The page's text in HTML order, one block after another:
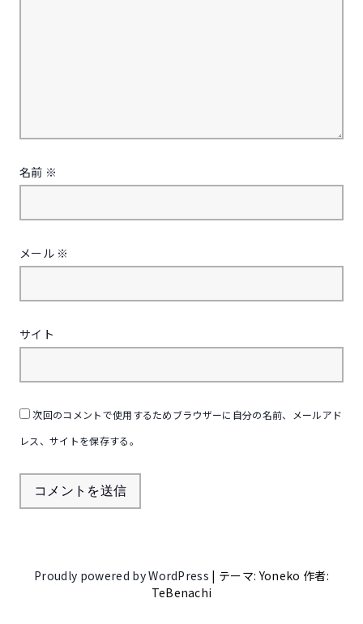
名前 ※
メール ※
サイト
次回のコメントで使用するためブラウザーに自分の名前、メールアド
レス、サイトを保存する。
Proudly powered by WordPress | テーマ: Yoneko 作者:
TeBenachi